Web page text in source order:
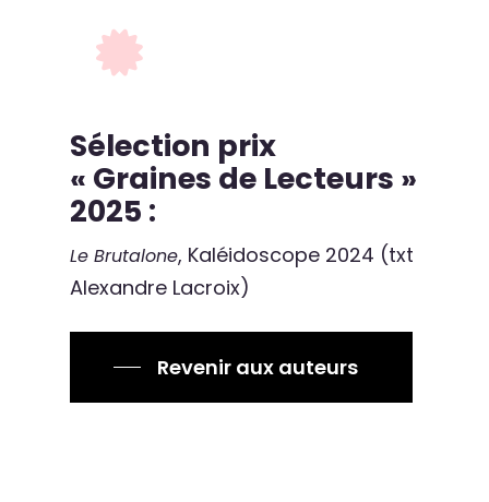
Sélection prix
« Graines de Lecteurs »
2025 :
Le Brutalone, Kaléidoscope 2024 (txt
Alexandre Lacroix)
Revenir aux auteurs